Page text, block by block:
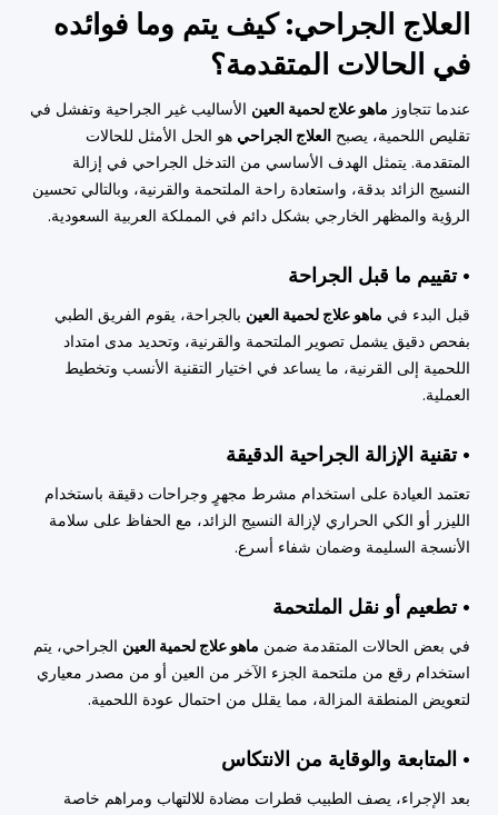
العلاج الجراحي: كيف يتم وما فوائده
في الحالات المتقدمة؟
عندما تتجاوز ماهو علاج لحمية العين الأساليب غير الجراحية وتفشل في
تقليص اللحمية، يصبح العلاج الجراحي هو الحل الأمثل للحالات
المتقدمة. يتمثل الهدف الأساسي من التدخل الجراحي في إزالة
النسيج الزائد بدقة، واستعادة راحة الملتحمة والقرنية، وبالتالي تحسين
الرؤية والمظهر الخارجي بشكل دائم في المملكة العربية السعودية.
• تقييم ما قبل الجراحة
قبل البدء في ماهو علاج لحمية العين بالجراحة، يقوم الفريق الطبي
بفحص دقيق يشمل تصوير الملتحمة والقرنية، وتحديد مدى امتداد
اللحمية إلى القرنية، ما يساعد في اختيار التقنية الأنسب وتخطيط
العملية.
• تقنية الإزالة الجراحية الدقيقة
تعتمد العيادة على استخدام مشرط مجهرٍ وجراحات دقيقة باستخدام
الليزر أو الكي الحراري لإزالة النسيج الزائد، مع الحفاظ على سلامة
الأنسجة السليمة وضمان شفاء أسرع.
• تطعيم أو نقل الملتحمة
في بعض الحالات المتقدمة ضمن ماهو علاج لحمية العين الجراحي، يتم
استخدام رقع من ملتحمة الجزء الآخر من العين أو من مصدر معياري
لتعويض المنطقة المزالة، مما يقلل من احتمال عودة اللحمية.
• المتابعة والوقاية من الانتكاس
بعد الإجراء، يصف الطبيب قطرات مضادة للالتهاب ومراهم خاصة